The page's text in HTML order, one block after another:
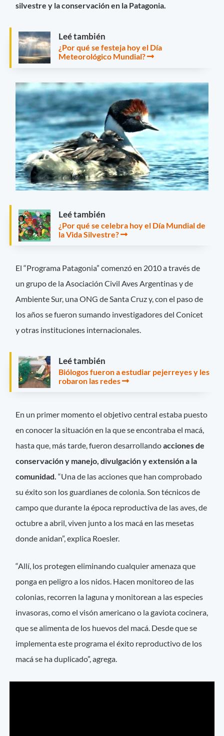
silvestre y la conservación en la Patagonia.
Leé también
¿Por qué se festeja hoy el Día
Meteorológico Mundial?
Leé también
¿Por qué se celebra hoy el Día Mundial de
la Vida Silvestre?
El “Programa Patagonia” comenzó en 2010 a través de
un grupo de la Asociación Civil Aves Argentinas y de
Ambiente Sur, una ONG de Santa Cruz y, con el paso de
los años se fueron sumando investigadores del Conicet
y otras instituciones internacionales.
Leé también
Biólogos fueron a estudiar pejerreyes y les
robaron las redes
En un primer momento el objetivo central estaba puesto
en conocer la situación en la que se encontraba el macá,
hasta que, más tarde, fueron desarrollandoacciones de
conservación y manejo, divulgación y extensión a la
comunidad.“Una de las acciones que han comprobado
su éxito son los guardianes de colonia. Son técnicos de
campo que durante la época reproductiva de las aves, de
octubre a abril, viven junto a los macá en las mesetas
donde anidan”, explica Roesler.
“Allí, los protegen eliminando cualquier amenaza que
ponga en peligro a los nidos. Hacen monitoreo de las
colonias, recorren la laguna y monitorean a las especies
invasoras, como el visón americano o la gaviota cocinera,
que se alimenta de los huevos del macá. Desde que se
implementa este programa el éxito reproductivo de los
macá se ha duplicado”, agrega.